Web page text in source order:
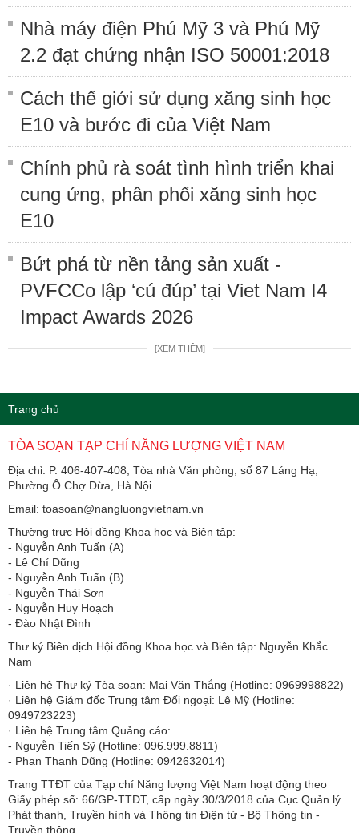
Nhà máy điện Phú Mỹ 3 và Phú Mỹ
2.2 đạt chứng nhận ISO 50001:2018
Cách thế giới sử dụng xăng sinh học
E10 và bước đi của Việt Nam
Chính phủ rà soát tình hình triển khai
cung ứng, phân phối xăng sinh học
E10
Bứt phá từ nền tảng sản xuất -
PVFCCo lập ‘cú đúp’ tại Viet Nam I4
Impact Awards 2026
[XEM THÊM]
Trang chủ
TÒA SOẠN TẠP CHÍ NĂNG LƯỢNG VIỆT NAM
Địa chỉ: P. 406-407-408, Tòa nhà Văn phòng, số 87 Láng Hạ,
Phường Ô Chợ Dừa, Hà Nội
Email: toasoan@nangluongvietnam.vn
Thường trực Hội đồng Khoa học và Biên tập:
​​​​​​- Nguyễn Anh Tuấn (A)
- Lê Chí Dũng
- Nguyễn Anh Tuấn (B)
- Nguyễn Thái Sơn
- Nguyễn Huy Hoạch
- Đào Nhật Đình
Thư ký Biên dịch Hội đồng Khoa học và Biên tập: Nguyễn Khắc
Nam
· Liên hệ Thư ký Tòa soạn: Mai Văn Thắng (Hotline: 0969998822)
· Liên hệ Giám đốc Trung tâm Đối ngoại: Lê Mỹ (Hotline:
0949723223)
· Liên hệ Trung tâm Quảng cáo:
- Nguyễn Tiến Sỹ (Hotline: 096.999.8811)
- Phan Thanh Dũng (Hotline: 0942632014)
Trang TTĐT của Tạp chí Năng lượng Việt Nam hoạt động theo
Giấy phép số: 66/GP-TTĐT, cấp ngày 30/3/2018 của Cục Quản lý
Phát thanh, Truyền hình và Thông tin Điện tử - Bộ Thông tin -
Truyền thông.